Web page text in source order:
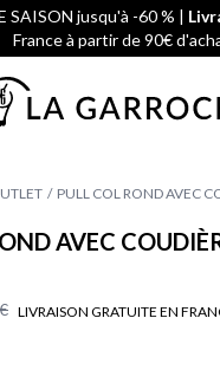
SAISON jusqu'à -60 % |
France à partir de 90€
PULL COL ROND AVEC
AVEC
LIVRAISON GRATUITE EN